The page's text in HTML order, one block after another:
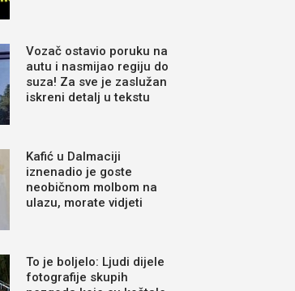
Vozač ostavio poruku na
autu i nasmijao regiju do
suza! Za sve je zaslužan
iskreni detalj u tekstu
Kafić u Dalmaciji
iznenadio je goste
neobičnom molbom na
ulazu, morate vidjeti
To je boljelo: Ljudi dijele
fotografije skupih